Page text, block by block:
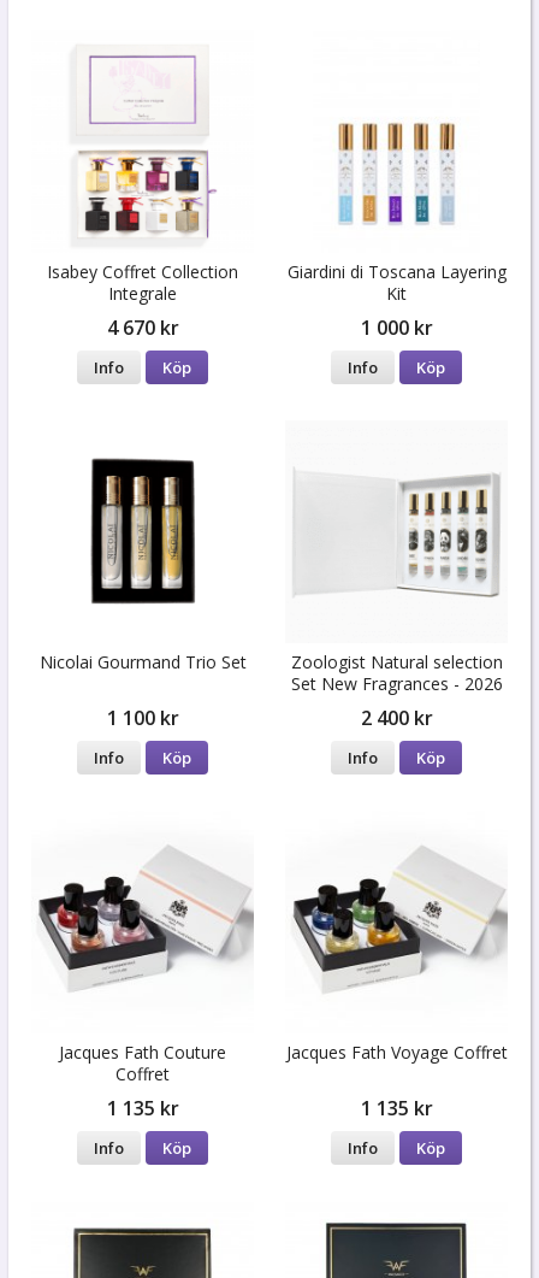
Isabey Coffret Collection
Integrale
4 670 kr
Info Köp
Giardini di Toscana Layering
Kit
1 000 kr
Info Köp
Nicolai Gourmand Trio Set
1 100 kr
Info Köp
Zoologist Natural selection
Set New Fragrances - 2026
2 400 kr
Info Köp
Jacques Fath Couture
Coffret
1 135 kr
Info Köp
Jacques Fath Voyage Coffret
1 135 kr
Info Köp